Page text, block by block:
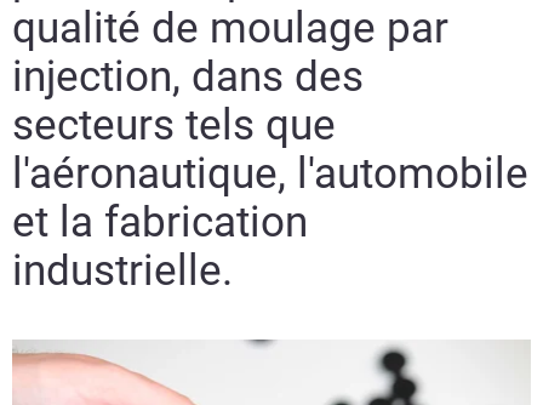
qualité de moulage par
injection, dans des
secteurs tels que
l'aéronautique, l'automobile
et la fabrication
industrielle.